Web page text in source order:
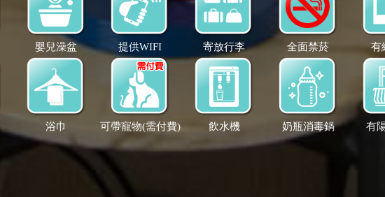
嬰兒澡盆 提供WIFI 寄放行李 全面禁菸 有
浴巾 可帶寵物(需付費) 飲水機 奶瓶消毒鍋 有